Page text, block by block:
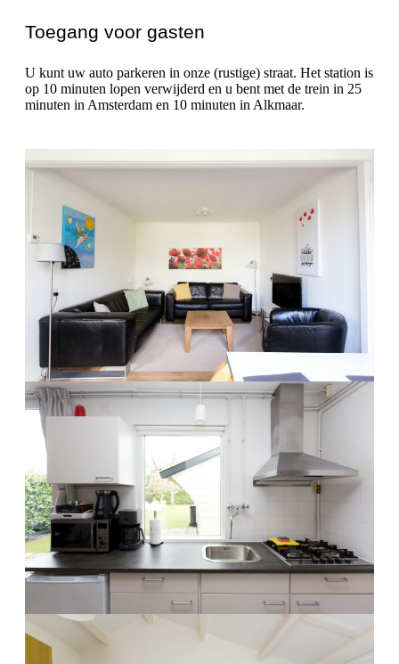
Toegang voor gasten
U kunt uw auto parkeren in onze (rustige) straat. Het station is
op 10 minuten lopen verwijderd en u bent met de trein in 25
minuten in Amsterdam en 10 minuten in Alkmaar.